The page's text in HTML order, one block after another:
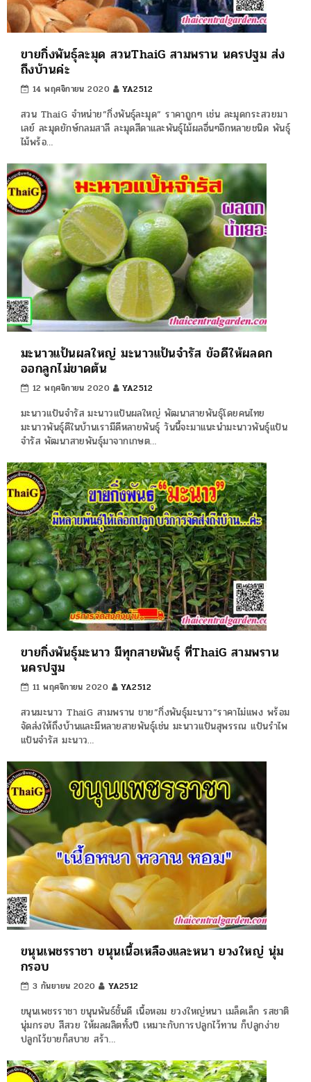
ขายกิ่งพันธุ์ละมุด สวนThaiG สามพราน นครปฐม ส่ง
ถึงบ้านค่ะ
14 พฤศจิกายน 2020 YA2512
สวน ThaiG จำหน่าย”กิ่งพันธุ์ละมุด” ราคาถูกๆ เช่น ละมุดกระสวยมา
เลย์ ละมุดยักษ์กลมสาลี ละมุดสีดาและพันธุ์ไม้ผลอื่นๆอีกหลายชนิด พันธุ์
ไม้พร้อ…
มะนาวแป้นผลใหญ่ มะนาวแป้นจำรัส ข้อดีให้ผลดก
ออกลูกไม่ขาดต้น
12 พฤศจิกายน 2020 YA2512
มะนาวแป้นจำรัส มะนาวแป้นผลใหญ่ พัฒนาสายพันธุ์โดยคนไทย
มะนาวพันธุ์ดีในบ้านเรามีดีหลายพันธุ์ วันนี้จะมาแนะนำมะนาวพันธุ์แป้น
จำรัส พัฒนาสายพันธุ์มาจากเกษต…
ขายกิ่งพันธุ์มะนาว มีทุกสายพันธุ์ ที่ThaiG สามพราน
นครปฐม
11 พฤศจิกายน 2020 YA2512
สวนมะนาว ThaiG สามพราน ขาย”กิ่งพันธุ์มะนาว”ราคาไม่แพง พร้อม
จัดส่งให้ถึงบ้านและมีหลายสายพันธุ์เช่น มะนาวแป้นสุพรรณ แป้นรำไพ
แป้นจำรัส มะนาว…
ขนุนเพชรราชา ขนุนเนื้อเหลืองและหนา ยวงใหญ่ นุ่ม
กรอบ
3 กันยายน 2020 YA2512
ขนุนเพชรราชา ขนุนพันธ์ชั้นดี เนื้อหอม ยวงใหญ่หนา เมล็ดเล็ก รสชาติ
นุ่มกรอบ สีสวย ให้ผลผลิตทั้งปี เหมาะกับการปลูกไว้ทาน ก็ปลูกง่าย
ปลูกไว้ขายก็สบาย สร้า…